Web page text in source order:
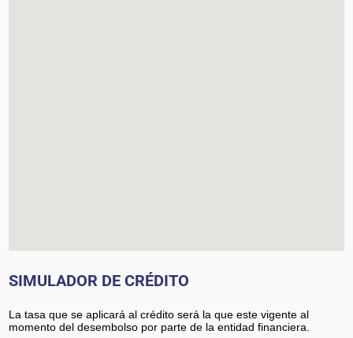
SIMULADOR DE CRÉDITO
La tasa que se aplicará al crédito será la que este vigente al
momento del desembolso por parte de la entidad financiera.